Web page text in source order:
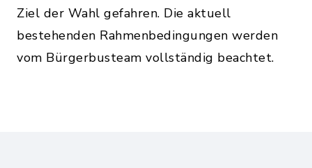
Ziel der Wahl gefahren. Die aktuell
bestehenden Rahmenbedingungen werden
vom Bürgerbusteam vollständig beachtet.